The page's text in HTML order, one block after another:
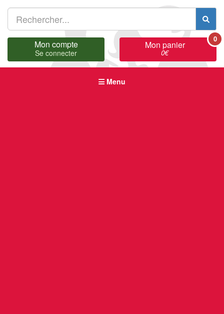
Mon compte
Se connecter
Mon panier
0€
0
Menu